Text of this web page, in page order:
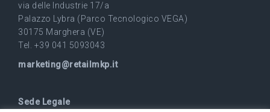
via delle Industrie 17/a
Palazzo Lybra (Parco Tecnologico VEGA)
30175 Marghera (VE)
Tel. +39 041 5093043
marketing@retailmkp.it
Sede Legale